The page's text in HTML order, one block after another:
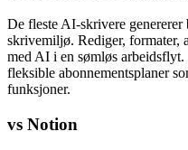
De fleste AI-skrivere
skrivemiljø. Rediger, formater,
med AI i en sømløs
fleksible abonnementsplaner
funksjoner.
vs Notion